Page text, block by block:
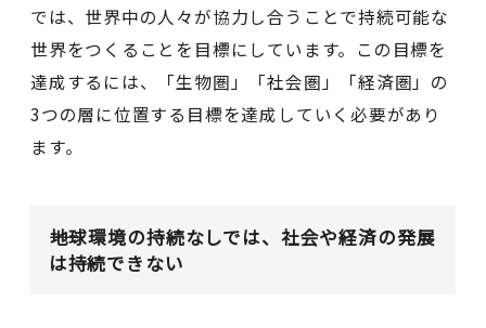
では、世界中の人々が協力し合うことで持続可能な
世界をつくることを目標にしています。この目標を
達成するには、「生物圏」「社会圏」「経済圏」の
3つの層に位置する目標を達成していく必要があり
ます。
地球環境の持続なしでは、社会や経済の発展
は持続できない